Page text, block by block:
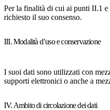
Per la finalità di cui ai punti II.1
richiesto il suo consenso.
III. Modalità d’uso e conservazione
I suoi dati sono utilizzati con
supporti elettronici o anche a
IV. Ambito di circolazione dei dati